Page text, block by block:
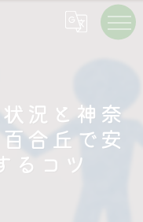
況と神奈
合丘で安
るコツ